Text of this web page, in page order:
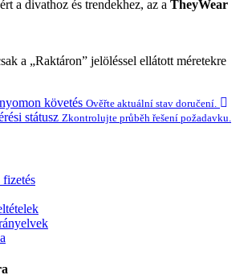
a divathoz és trendekhez, az a TheyWear
a „Raktáron” jelöléssel ellátott méretekre
követés Ověřte aktuální stav doručení.
státusz Zkontrolujte průběh řešení požadavku.
fizetés